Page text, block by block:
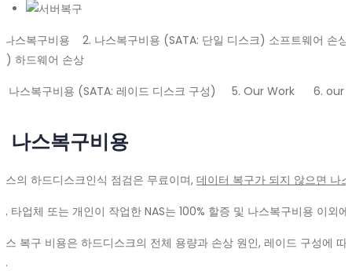
나스복구비용 2. 나스복구비용 (SATA: 단일 디스크) 소프트웨어 손
) 하드웨어 손상
나스복구비용 (SATA: 레이드 디스크 구성) 5. Our Work 6.
나스복구비용
스의 하드디스크인식 점검은 무료이며, 데이터 복구가 되지 않으면 나
, 타업체 또는 개인이 작업한 NAS는 100% 할증 및 나스복구비용 이외
스 복구 비용은 하드디스크의 전체 용량과 손상 원인, 레이드 구성에
.